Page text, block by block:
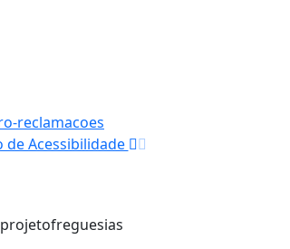
de Acessibilidade